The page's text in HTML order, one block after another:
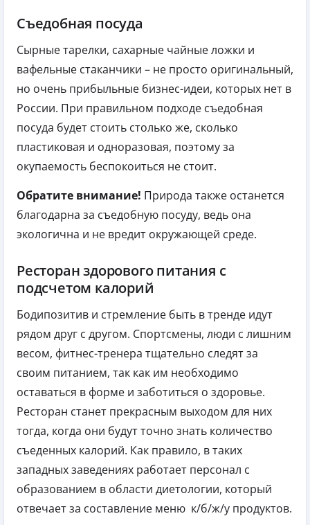
Съедобная посуда
Сырные тарелки, сахарные чайные ложки и
вафельные стаканчики – не просто оригинальный,
но очень прибыльные бизнес-идеи, которых нет в
России. При правильном подходе съедобная
посуда будет стоить столько же, сколько
пластиковая и одноразовая, поэтому за
окупаемость беспокоиться не стоит.
Обратите внимание! Природа также останется
благодарна за съедобную посуду, ведь она
экологична и не вредит окружающей среде.
Ресторан здорового питания с
подсчетом калорий
Бодипозитив и стремление быть в тренде идут
рядом друг с другом. Спортсмены, люди с лишним
весом, фитнес-тренера тщательно следят за
своим питанием, так как им необходимо
оставаться в форме и заботиться о здоровье.
Ресторан станет прекрасным выходом для них
тогда, когда они будут точно знать количество
съеденных калорий. Как правило, в таких
западных заведениях работает персонал с
образованием в области диетологии, который
отвечает за составление меню к/б/ж/у продуктов.